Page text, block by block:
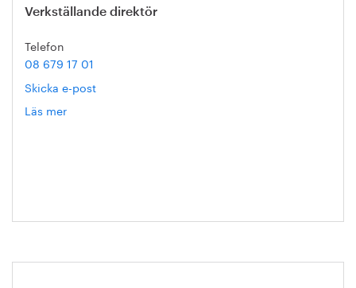
Verkställande direktör
Telefon
08 679 17 01
Skicka e-post
Läs mer